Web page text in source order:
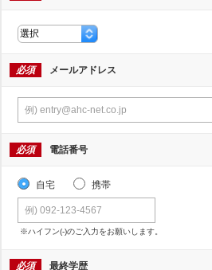
必須 メールアドレス
必須 電話番号
自宅 携帯
※ハイフン(-)のご入力をお願いします。
必須 最終学歴